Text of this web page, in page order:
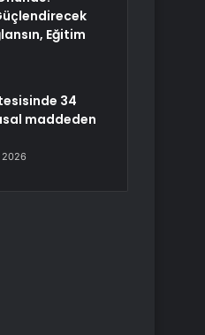
Eğitim
34
maddeden
2026